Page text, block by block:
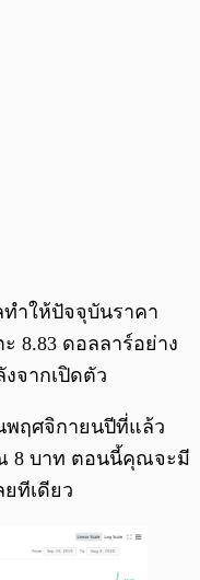
ำให้ปัจจุบันราคา
8.83 ดอลลาร์อย่าง
จากเปิดตัว
พฤศจิกายนปีที่แล้ว
8 บาท ตอนนี้คุณจะมี
ทีเดียว